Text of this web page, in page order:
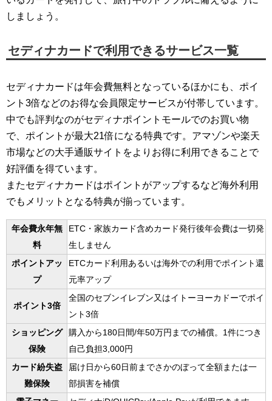
しましょう。
セディナカードで利用できるサービス一覧
セディナカードは年会費無料となっているほかにも、ポイ
ント3倍などのお得な会員限定サービスが付帯しています。
中でも評判なのがセディナポイントモールでのお買い物
で、ポイントが最大21倍になる特典です。アマゾンや楽天
市場などの大手通販サイトをよりお得に利用できることで
好評価を得ています。
またセディナカードはポイントがアップするなど海外利用
でもメリットとなる特典が揃っています。
年会費永年無
料
ETC・家族カード含めカード発行後年会費は一切発
生しません
ポイントアッ
プ
ETCカード利用あるいは海外での利用でポイント還
元率アップ
ポイント3倍
全国のセブンイレブン又はイトーヨーカドーでポイ
ント3倍
ショッピング
保険
購入から180日間/年50万円までの補償。1件につき
自己負担3,000円
カード紛失盗
難保険
届け日から60日前までさかのぼって全額または一
部損害を補償